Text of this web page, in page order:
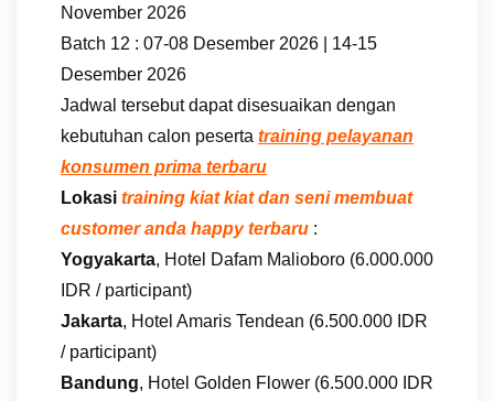
November 2026
Batch 12 : 07-08 Desember 2026 | 14-15
Desember 2026
Jadwal tersebut dapat disesuaikan dengan
kebutuhan calon peserta training pelayanan
konsumen prima terbaru
Lokasi training kiat kiat dan seni membuat
customer anda happy terbaru :
Yogyakarta, Hotel Dafam Malioboro (6.000.000
IDR / participant)
Jakarta, Hotel Amaris Tendean (6.500.000 IDR
/ participant)
Bandung, Hotel Golden Flower (6.500.000 IDR